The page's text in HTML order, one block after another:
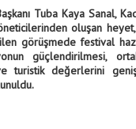
Tuba Kaya Sanal,
oluşan
görüşmede festival
güçlendirilmesi,
turistik değerlerini